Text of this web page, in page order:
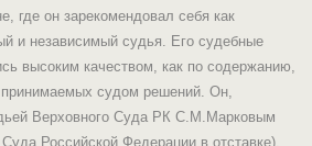
где он зарекомендовал себя как
и независимый судья. Его судебные
высоким качеством, как по содержанию,
судом решений. Он,
Верховного Суда РК С.М.Марковым
Российской Федерации в отставке),